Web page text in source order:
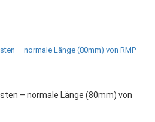
– normale Länge (80mm) von